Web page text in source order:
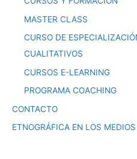
MASTER CLASS
CURSO DE
CUALITATIVOS
CURSOS E-LEARNING
PROGRAMA COACHING
CONTACTO
ETNOGRÁFICA EN LOS MEDIOS